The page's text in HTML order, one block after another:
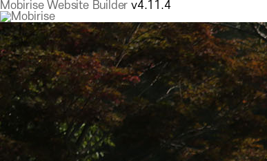
Mobirise Website Builder v4.11.4